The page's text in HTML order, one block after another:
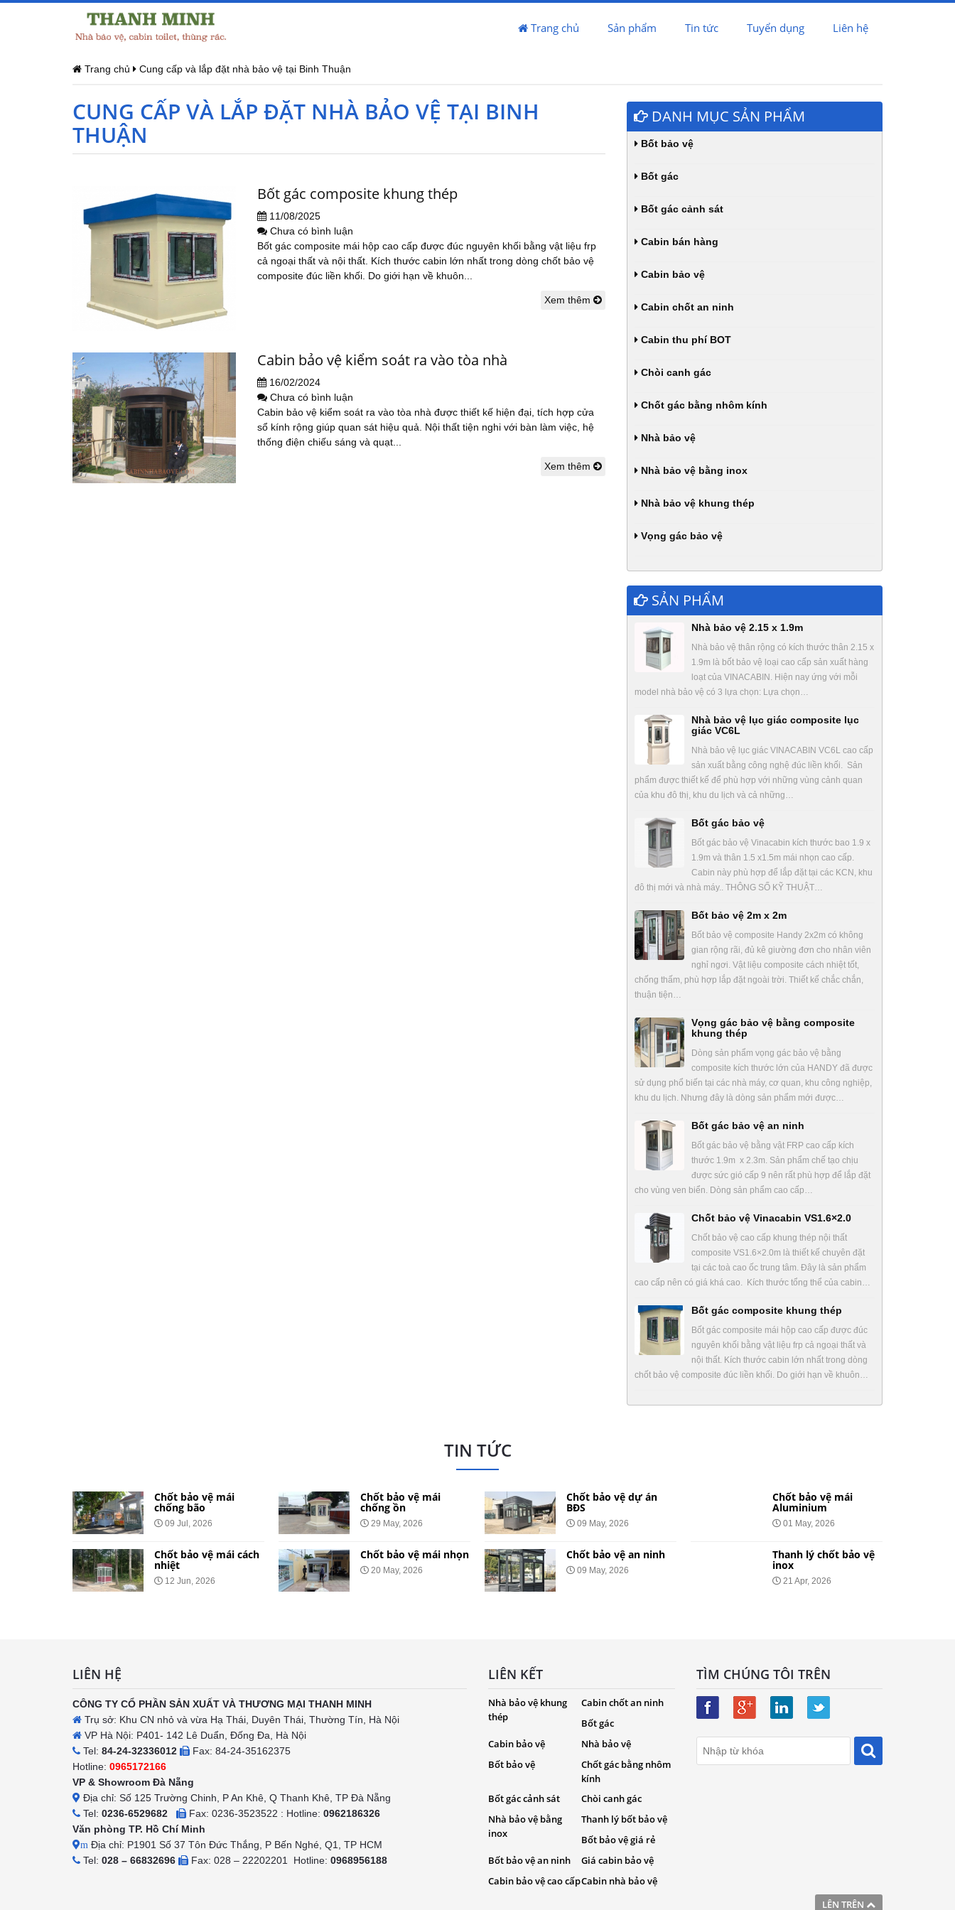
Trang chủ Sản phẩm Tin tức Tuyển dụng Liên hệ
Trang chủ Cung cấp và lắp đặt nhà bảo vệ tại Binh Thuận
CUNG CẤP VÀ LẮP ĐẶT NHÀ BẢO VỆ TẠI BINH
THUẬN
Bốt gác composite khung thép
11/08/2025
Chưa có bình luận
Bốt gác composite mái hộp cao cấp được đúc nguyên khối bằng vật liệu frp
cả ngoại thất và nội thất. Kích thước cabin lớn nhất trong dòng chốt bảo vệ
composite đúc liền khối. Do giới hạn về khuôn...
Xem thêm
Cabin bảo vệ kiểm soát ra vào tòa nhà
16/02/2024
Chưa có bình luận
Cabin bảo vệ kiểm soát ra vào tòa nhà được thiết kế hiện đại, tích hợp cửa
sổ kính rộng giúp quan sát hiệu quả. Nội thất tiện nghi với bàn làm việc, hệ
thống điện chiếu sáng và quạt...
Xem thêm
DANH MỤC SẢN PHẨM
Bốt bảo vệ
Bốt gác
Bốt gác cảnh sát
Cabin bán hàng
Cabin bảo vệ
Cabin chốt an ninh
Cabin thu phí BOT
Chòi canh gác
Chốt gác bằng nhôm kính
Nhà bảo vệ
Nhà bảo vệ bằng inox
Nhà bảo vệ khung thép
Vọng gác bảo vệ
SẢN PHẨM
Nhà bảo vệ 2.15 x 1.9m
Nhà bảo vệ thân rộng có kích thước thân 2.15 x
1.9m là bốt bảo vệ loại cao cấp sản xuất hàng
loạt của VINACABIN. Hiện nay ứng với mỗi
model nhà bảo vệ có 3 lựa chọn: Lựa chọn…
Nhà bảo vệ lục giác composite lục
giác VC6L
Nhà bảo vệ lục giác VINACABIN VC6L cao cấp
sản xuất bằng công nghệ đúc liền khối. Sản
phẩm được thiết kế để phù hợp với những vùng cảnh quan
của khu đô thị, khu du lịch và cả những…
Bốt gác bảo vệ
Bốt gác bảo vệ Vinacabin kích thước bao 1.9 x
1.9m và thân 1.5 x1.5m mái nhọn cao cấp.
Cabin này phù hợp để lắp đặt tại các KCN, khu
đô thị mới và nhà máy.. THÔNG SỐ KỸ THUẬT…
Bốt bảo vệ 2m x 2m
Bốt bảo vệ composite Handy 2x2m có không
gian rộng rãi, đủ kê giường đơn cho nhân viên
nghỉ ngơi. Vật liệu composite cách nhiệt tốt,
chống thấm, phù hợp lắp đặt ngoài trời. Thiết kế chắc chắn,
thuận tiện…
Vọng gác bảo vệ bằng composite
khung thép
Dòng sản phẩm vọng gác bảo vệ bằng
composite kích thước lớn của HANDY đã được
sử dụng phổ biến tại các nhà máy, cơ quan, khu công nghiệp,
khu du lịch. Nhưng đây là dòng sản phẩm mới được…
Bốt gác bảo vệ an ninh
Bốt gác bảo vệ bằng vật FRP cao cấp kích
thước 1.9m x 2.3m. Sản phẩm chế tạo chịu
được sức gió cấp 9 nên rất phù hợp để lắp đặt
cho vùng ven biển. Dòng sản phẩm cao cấp…
Chốt bảo vệ Vinacabin VS1.6×2.0
Chốt bảo vệ cao cấp khung thép nội thất
composite VS1.6×2.0m là thiết kế chuyên đặt
tại các toà cao ốc trung tâm. Đây là sản phẩm
cao cấp nên có giá khá cao. Kích thước tổng thể của cabin…
Bốt gác composite khung thép
Bốt gác composite mái hộp cao cấp được đúc
nguyên khối bằng vật liệu frp cả ngoại thất và
nội thất. Kích thước cabin lớn nhất trong dòng
chốt bảo vệ composite đúc liền khối. Do giới hạn về khuôn…
TIN TỨC
Chốt bảo vệ mái
chống bão
09 Jul, 2026
Chốt bảo vệ mái cách
nhiệt
12 Jun, 2026
Chốt bảo vệ mái
chống ồn
29 May, 2026
Chốt bảo vệ mái nhọn
20 May, 2026
Chốt bảo vệ dự án
BĐS
09 May, 2026
Chốt bảo vệ an ninh
09 May, 2026
Chốt bảo vệ mái
Aluminium
01 May, 2026
Thanh lý chốt bảo vệ
inox
21 Apr, 2026
LÊN TRÊN
LIÊN HỆ
CÔNG TY CỔ PHẦN SẢN XUẤT VÀ THƯƠNG MẠI THANH MINH
Trụ sở: Khu CN nhỏ và vừa Hạ Thái, Duyên Thái, Thường Tín, Hà Nội
VP Hà Nội: P401- 142 Lê Duẩn, Đống Đa, Hà Nội
Tel: 84-24-32336012
Fax: 84-24-35162375
Hotline: 0965172166
VP & Showroom Đà Nẵng
Địa chỉ: Số 125 Trường Chinh, P An Khê, Q Thanh Khê, TP Đà Nẵng
Tel: 0236-6529682 Fax: 0236-3523522 : Hotline: 0962186326
Văn phòng TP. Hồ Chí Minh
m Địa chỉ: P1901 Số 37 Tôn Đức Thắng, P Bến Nghé, Q1, TP HCM
Tel: 028 – 66832696 Fax: 028 – 22202201 Hotline: 0968956188
LIÊN KẾT
Nhà bảo vệ khung
thép
Cabin chốt an ninh
Bốt gác
Cabin bảo vệ
Nhà bảo vệ
Bốt bảo vệ
Chốt gác bằng nhôm
kính
Bốt gác cảnh sát
Chòi canh gác
Nhà bảo vệ bằng
inox
Thanh lý bốt bảo vệ
Bốt bảo vệ giá rẻ
Bốt bảo vệ an ninh
Giá cabin bảo vệ
Cabin bảo vệ cao cấpCabin nhà bảo vệ
TÌM CHÚNG TÔI TRÊN